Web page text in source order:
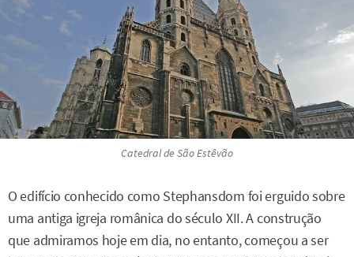
Catedral de São Estêvão
O edifício conhecido como Stephansdom foi erguido sobre
uma antiga igreja românica do século XII. A construção
que admiramos hoje em dia, no entanto, começou a ser